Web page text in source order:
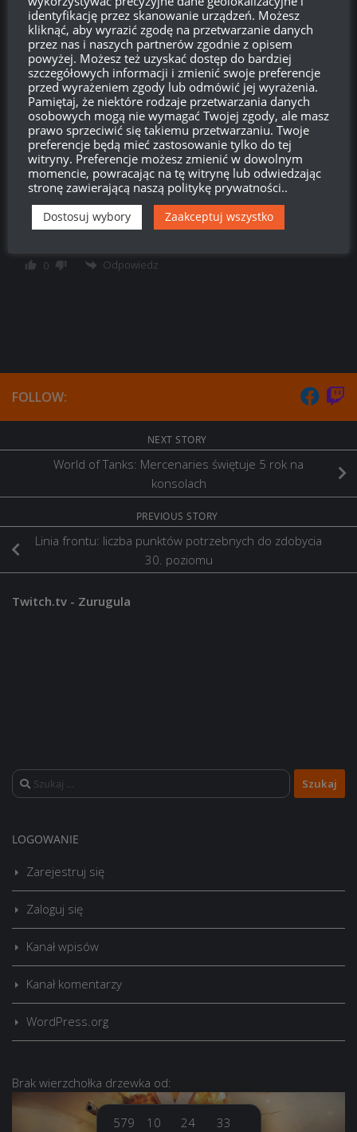
anonim 09:14, 12 lutego 2019 09:14
Nieustraszony na tierze 11 – grubo.
0 Odpowiedz
J_jW Reply toanonim 10:16, 12 lutego 2019 10:16
Tak na prawdę, to tylko Nieustraszony może tam wejść bez
0 Odpowiedz
FOLLOW:
NEXT STORY
World of Tanks: Mercenaries świętuje 5 rok na
konsolach
PREVIOUS STORY
Linia frontu: liczba punktów potrzebnych do zdobycia
30. poziomu
Twitch.tv - Zurugula
Szukaj:
LOGOWANIE
Zarejestruj się
Zaloguj się
Kanał wpisów
Kanał komentarzy
WordPress.org
Brak wierzchołka drzewka od:
579
10
24
34
identyfikację przez skanowanie urządzeń. Możesz
kliknąć, aby wyrazić zgodę na przetwarzanie danych
przez nas i naszych partnerów zgodnie z opisem
powyżej. Możesz też uzyskać dostęp do bardziej
szczegółowych informacji i zmienić swoje preferencje
przed wyrażeniem zgody lub odmówić jej wyrażenia.
Pamiętaj, że niektóre rodzaje przetwarzania danych
osobowych mogą nie wymagać Twojej zgody, ale masz
prawo sprzeciwić się takiemu przetwarzaniu. Twoje
preferencje będą mieć zastosowanie tylko do tej
witryny. Preferencje możesz zmienić w dowolnym
momencie, powracając na tę witrynę lub odwiedzając
stronę zawierającą naszą politykę prywatności..
Dostosuj wybory Zaakceptuj wszystko